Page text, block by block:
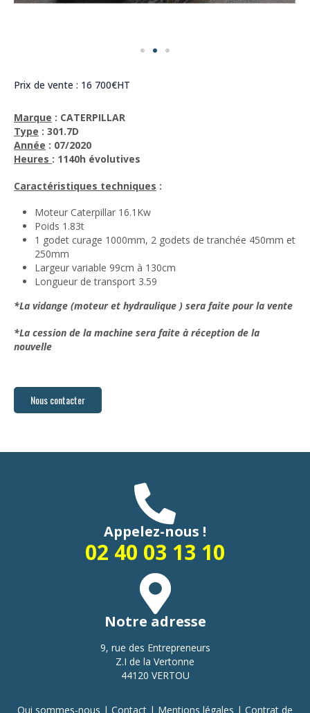
Prix de vente : 16 700€HT
Marque : CATERPILLAR
Type : 301.7D
Année : 07/2020
Heures : 1140h évolutives
Caractéristiques techniques :
Moteur Caterpillar 16.1Kw
Poids 1.83t
1 godet curage 1000mm, 2 godets de tranchée 450mm et
250mm
Largeur variable 99cm à 130cm
Longueur de transport 3.59
*La vidange (moteur et hydraulique ) sera faite pour la vente
*La cession de la machine sera faite à réception de la
nouvelle
Nous contacter
Appelez-nous !
02 40 03 13 10
Notre adresse
9, rue des Entrepreneurs
Z.I de la Vertonne
44120 VERTOU
Qui sommes-nous | Contact | Mentions légales | Contrat de